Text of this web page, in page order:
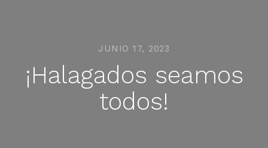
JUNIO 17, 2023
¡Halagados seamos
todos!